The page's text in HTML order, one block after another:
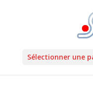
Sélectionner une